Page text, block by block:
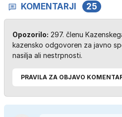
KOMENTARJI 25
Opozorilo: 297. členu
kazensko odgovoren za javno
nasilja ali nestrpnosti.
PRAVILA ZA OBJAVO